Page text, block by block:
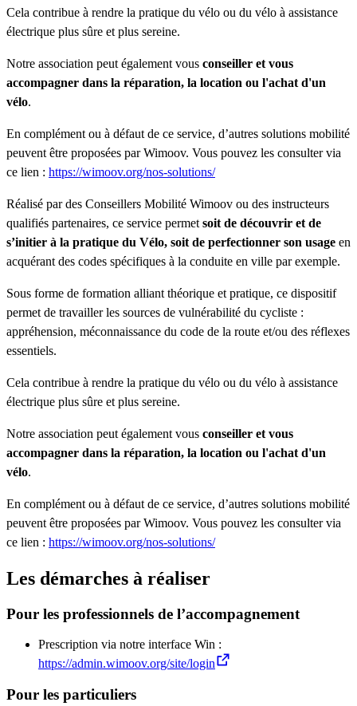
Cela contribue à rendre la pratique du vélo ou du vélo à assistance
électrique plus sûre et plus sereine.
Notre association peut également vous conseiller et vous
accompagner dans la réparation, la location ou l'achat d'un
vélo.
En complément ou à défaut de ce service, d’autres solutions mobilité
peuvent être proposées par Wimoov. Vous pouvez les consulter via
ce lien : https://wimoov.org/nos-solutions/
Réalisé par des Conseillers Mobilité Wimoov ou des instructeurs
qualifiés partenaires, ce service permet soit de découvrir et de
s’initier à la pratique du Vélo, soit de perfectionner son usage en
acquérant des codes spécifiques à la conduite en ville par exemple.
Sous forme de formation alliant théorique et pratique, ce dispositif
permet de travailler les sources de vulnérabilité du cycliste :
appréhension, méconnaissance du code de la route et/ou des réflexes
essentiels.
Cela contribue à rendre la pratique du vélo ou du vélo à assistance
électrique plus sûre et plus sereine.
Notre association peut également vous conseiller et vous
accompagner dans la réparation, la location ou l'achat d'un
vélo.
En complément ou à défaut de ce service, d’autres solutions mobilité
peuvent être proposées par Wimoov. Vous pouvez les consulter via
ce lien : https://wimoov.org/nos-solutions/
Les démarches à réaliser
Pour les professionnels de l’accompagnement
Prescription via notre interface Win :
https://admin.wimoov.org/site/login
Pour les particuliers